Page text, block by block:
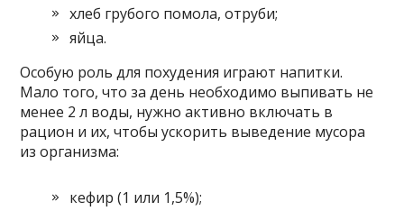
хлеб грубого помола, отруби;
яйца.
Особую роль для похудения играют напитки.
Мало того, что за день необходимо выпивать не
менее 2 л воды, нужно активно включать в
рацион и их, чтобы ускорить выведение мусора
из организма:
кефир (1 или 1,5%);